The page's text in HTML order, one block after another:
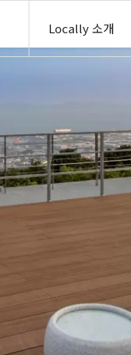
Locally 소개